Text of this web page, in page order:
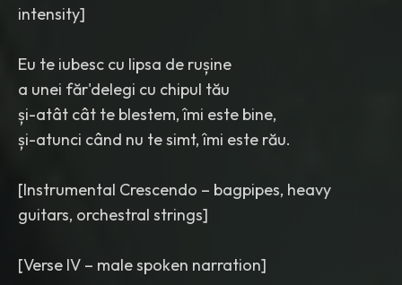
intensity]
Eu te iubesc cu lipsa de rușine
a unei făr'delegi cu chipul tău
și-atât cât te blestem, îmi este bine,
și-atunci când nu te simt, îmi este rău.
[Instrumental Crescendo – bagpipes, heavy
guitars, orchestral strings]
[Verse IV – male spoken narration]